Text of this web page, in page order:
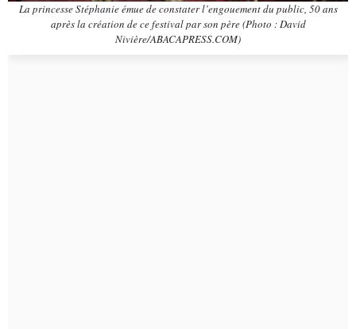
La princesse Stéphanie émue de constater l’engouement du public, 50 ans
après la création de ce festival par son père (Photo : David
Nivière/ABACAPRESS.COM)